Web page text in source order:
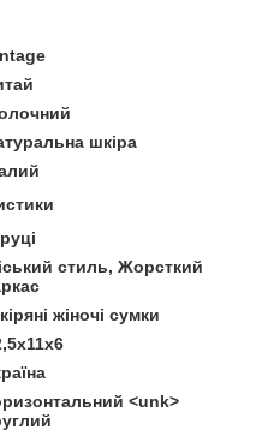
шкіра
стиль, Жорсткий
жіночі сумки
<unk>